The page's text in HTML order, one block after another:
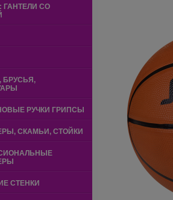
ГАНТЕЛИ СО
БРУСЬЯ,
РУЧКИ ГРИПСЫ
СКАМЬИ, СТОЙКИ
СТЕНКИ